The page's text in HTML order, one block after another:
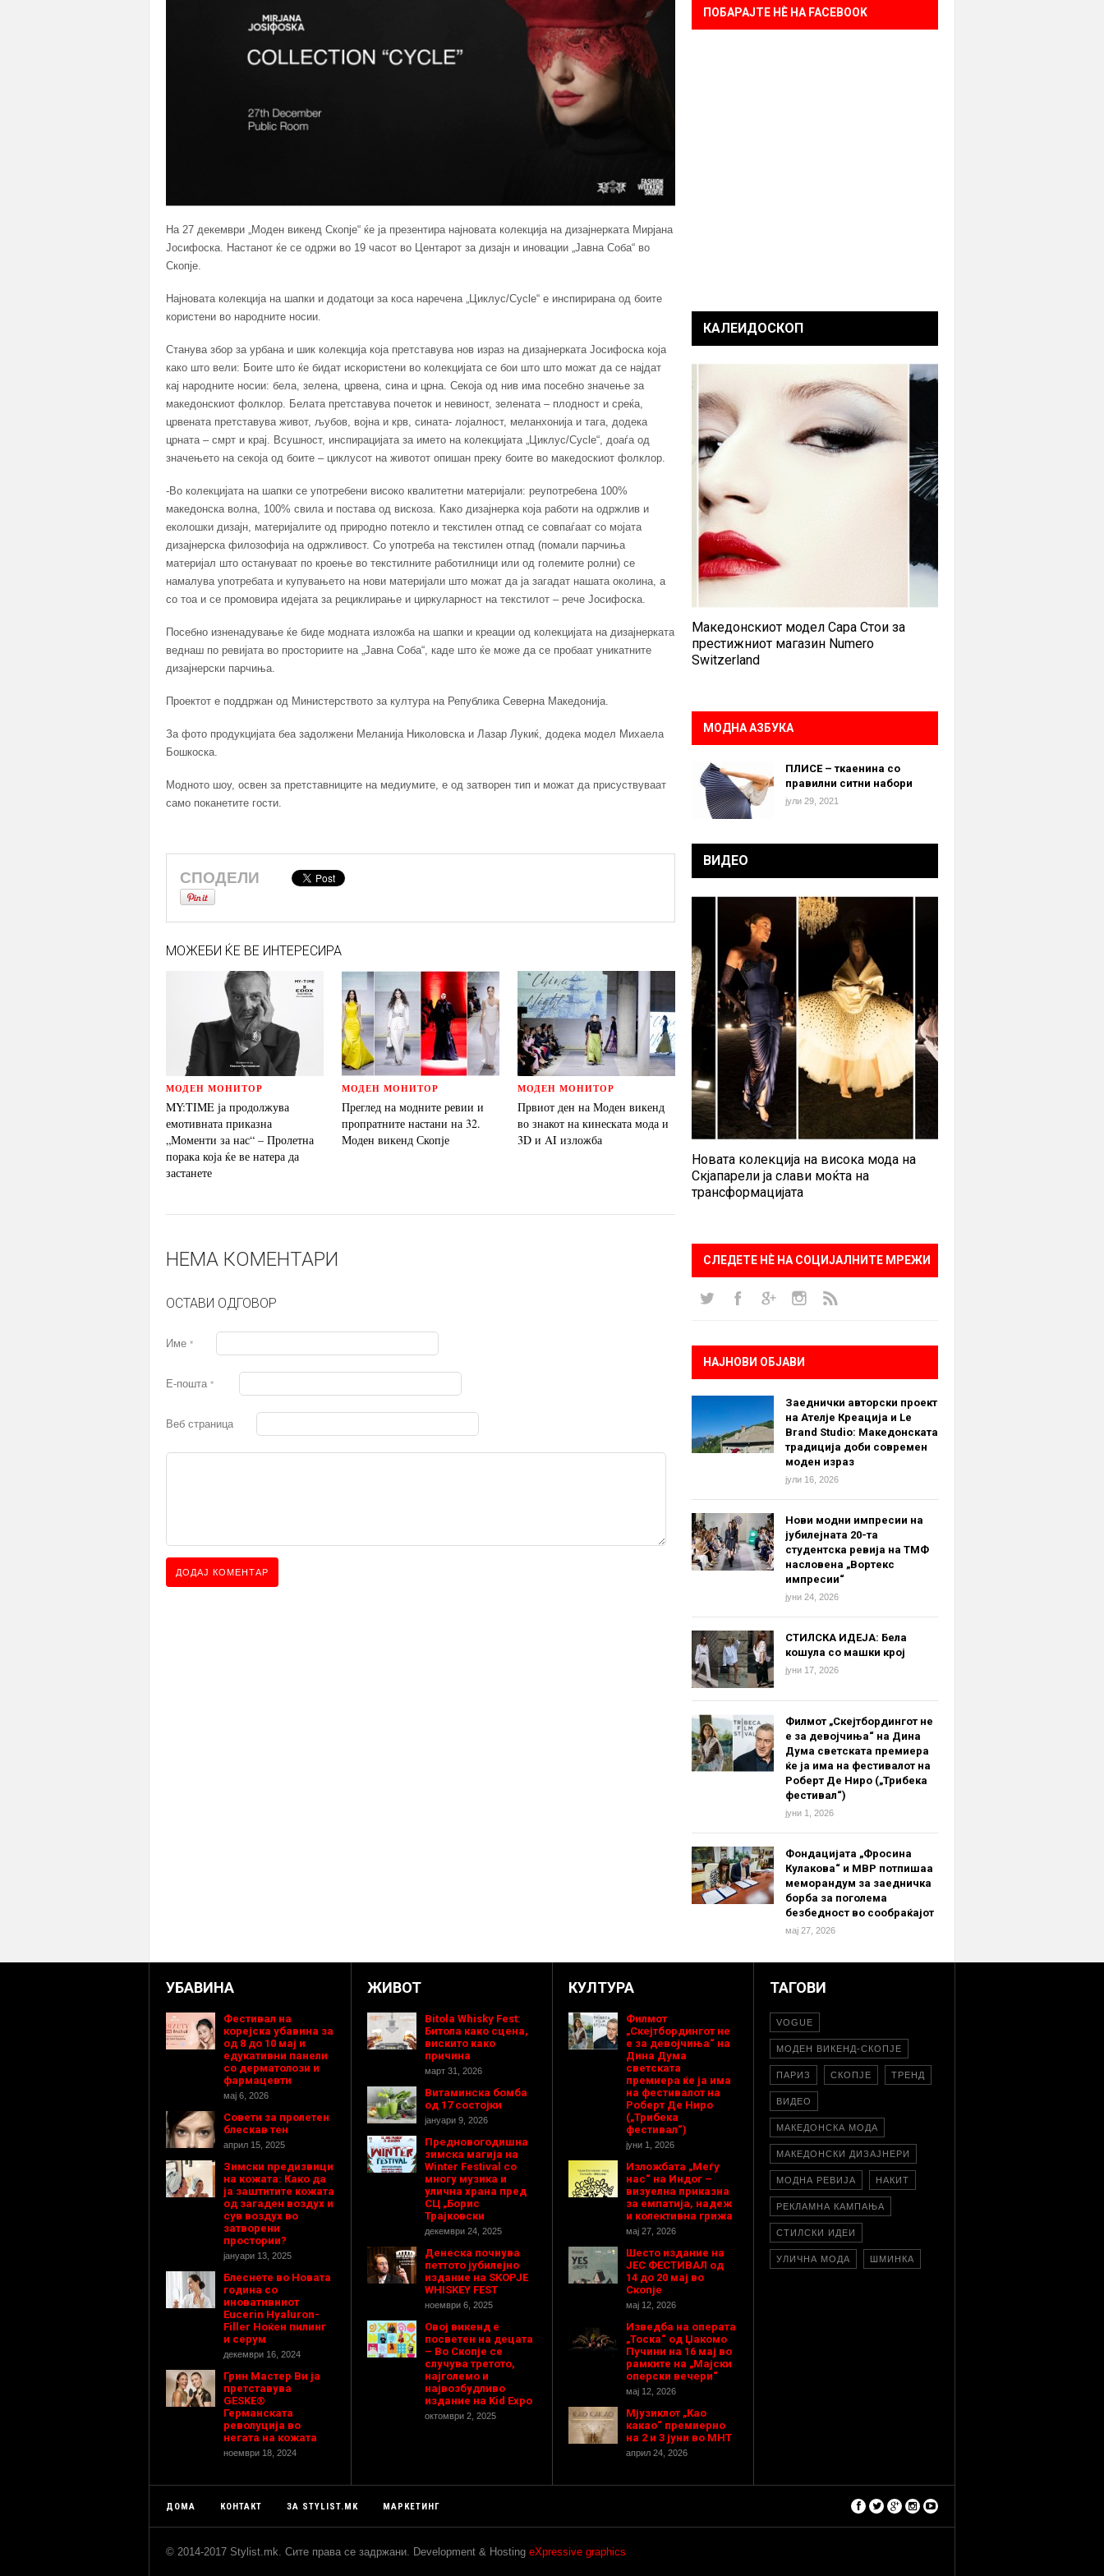
На 27 декември „Моден викенд Скопје“ ќе ја презентира најновата колекција на дизајнерката Мирјана
Јосифоска. Настанот ќе се одржи во 19 часот во Центарот за дизајн и иновации „Јавна Соба“ во
Скопје.
Најновата колекција на шапки и додатоци за коса наречена „Циклус/Cycle“ е инспирирана од боите
користени во народните носии.
Станува збор за урбана и шик колекција која претставува нов израз на дизајнерката Јосифоска која
како што вели: Боите што ќе бидат искористени во колекцијата се бои што што можат да се најдат
кај народните носии: бела, зелена, црвена, сина и црна. Секоја од нив има посебно значење за
македонскиот фолклор. Белата претставува почеток и невиност, зелената – плодност и среќа,
црвената претставува живот, љубов, војна и крв, сината- лојалност, меланхонија и тага, додека
црната – смрт и крај. Всушност, инспирацијата за името на колекцијата „Циклус/Cycle“, доаѓа од
значењето на секоја од боите – циклусот на животот опишан преку боите во македоскиот фолклор.
-Во колекцијата на шапки се употребени високо квалитетни материјали: реупотребена 100%
македонска волна, 100% свила и постава од вискоза. Како дизајнерка која работи на одржлив и
еколошки дизајн, материјалите од природно потекло и текстилен отпад се совпаѓаат со мојата
дизајнерска филозофија на одржливост. Со употреба на текстилен отпад (помали парчиња
материјал што остануваат по кроење во текстилните работилници или од големите ролни) се
намалува употребата и купувањето на нови материјали што можат да ја загадат нашата околина, а
со тоа и се промовира идејата за рециклирање и циркуларност на текстилот – рече Јосифоска.
Посебно изненадување ќе биде модната изложба на шапки и креации од колекцијата на дизајнерката
веднаш по ревијата во просториите на „Јавна Соба“, каде што ќе може да се пробаат уникатните
дизајнерски парчиња.
Проектот е поддржан од Министерството за култура на Република Северна Македонија.
За фото продукцијата беа задолжени Меланија Николовска и Лазар Лукиќ, додека модел Михаела
Бошкоска.
Модното шоу, освен за претставниците на медиумите, е од затворен тип и можат да присуствуваат
само поканетите гости.
СПОДЕЛИ
МОЖЕБИ ЌЕ ВЕ ИНТЕРЕСИРА
МОДЕН МОНИТОР
MY:TIME ја продолжува
емотивната приказна
„Моменти за нас“ – Пролетна
порака која ќе ве натера да
застанете
МОДЕН МОНИТОР
Преглед на модните ревии и
пропратните настани на 32.
Моден викенд Скопје
МОДЕН МОНИТОР
Првиот ден на Моден викенд
во знакот на кинеската мода и
3D и AI изложба
НЕМА КОМЕНТАРИ
ОСТАВИ ОДГОВОР
Име *
Е-пошта *
Веб страница
ПОБАРАЈТЕ НÈ НА FACEBOOK
КАЛЕИДОСКОП
Македонскиот модел Сара Стои за
престижниот магазин Numero
Switzerland
МОДНА АЗБУКА
ПЛИСЕ – ткаенина со
правилни ситни набори
јули 29, 2021
ВИДЕО
Новата колекција на висока мода на
Скјапарели ја слави моќта на
трансформацијата
СЛЕДЕТЕ НÈ НА СОЦИЈАЛНИТЕ МРЕЖИ
НАЈНОВИ ОБЈАВИ
Заеднички авторски проект
на Ателје Креација и Le
Brand Studio: Македонската
традиција доби современ
моден израз
јули 16, 2026
Нови модни импресии на
јубилејната 20-та
студентска ревија на ТМФ
насловена „Вортекс
импресии“
јуни 24, 2026
СТИЛСКА ИДЕЈА: Бела
кошула со машки крој
јуни 17, 2026
Филмот „Скејтбордингот не
е за девојчиња“ на Дина
Дума светската премиера
ќе ја има на фестивалот на
Роберт Де Ниро („Трибека
фестивал“)
јуни 1, 2026
Фондацијата „Фросина
Кулакова“ и МВР потпишаа
меморандум за заедничка
борба за поголема
безбедност во сообраќајот
мај 27, 2026
УБАВИНА
Фестивал на
корејска убавина за
од 8 до 10 мај и
едукативни панели
со дерматолози и
фармацевти
мај 6, 2026
Совети за пролетен
блескав тен
април 15, 2025
Зимски предизвици
на кожата: Како да
ја заштитите кожата
од загаден воздух и
сув воздух во
затворени
простории?
јануари 13, 2025
Блеснете во Новата
година со
иновативниот
Eucerin Hyaluron-
Filler Ноќен пилинг
и серум
декември 16, 2024
Грин Мастер Ви ја
претставува
GESKE®
Германската
револуција во
негата на кожата
ноември 18, 2024
ЖИВОТ
Bitola Whisky Fest:
Битола како сцена,
вискито како
причина
март 31, 2026
Витаминска бомба
од 17 состојки
јануари 9, 2026
Предновогодишнa
зимска магија на
Winter Festival со
многу музика и
улична храна пред
СЦ „Борис
Трајковски
декември 24, 2025
Денеска почнува
петтото јубилејно
издание на SKOPJE
WHISKEY FEST
ноември 6, 2025
Овој викенд е
посветен на децата
– Во Скопје се
случува третото,
најголемо и
највозбудливо
издание на Kid Expo
октомври 2, 2025
КУЛТУРА
Филмот
„Скејтбордингот не
е за девојчиња“ на
Дина Дума
светската
премиера ќе ја има
на фестивалот на
Роберт Де Ниро
(„Трибека
фестивал“)
јуни 1, 2026
Изложбата „Меѓу
нас“ на Индог –
визуелна приказна
за емпатија, надеж
и колективна грижа
мај 27, 2026
Шесто издание на
ЈЕС ФЕСТИВАЛ од
14 до 20 мај во
Скопје
мај 12, 2026
Изведба на операта
„Тоска“ од Џакомо
Пучини на 16 мај во
рамките на „Мајски
оперски вечери“
мај 12, 2026
Мјузиклот „Као
какао“ премиерно
на 2 и 3 јуни во МНТ
април 24, 2026
ТАГОВИ
VOGUE
МОДЕН ВИКЕНД-СКОПЈЕ
ПАРИЗ СКОПЈЕ ТРЕНД
ВИДЕО
МАКЕДОНСКА МОДА
МАКЕДОНСКИ ДИЗАЈНЕРИ
МОДНА РЕВИЈА НАКИТ
РЕКЛАМНА КАМПАЊА
СТИЛСКИ ИДЕИ
УЛИЧНА МОДА ШМИНКА
ДОМА КОНТАКТ ЗА STYLIST.MK МАРКЕТИНГ
© 2014-2017 Stylist.mk. Сите права се задржани. Development & Hosting eXpressive graphics